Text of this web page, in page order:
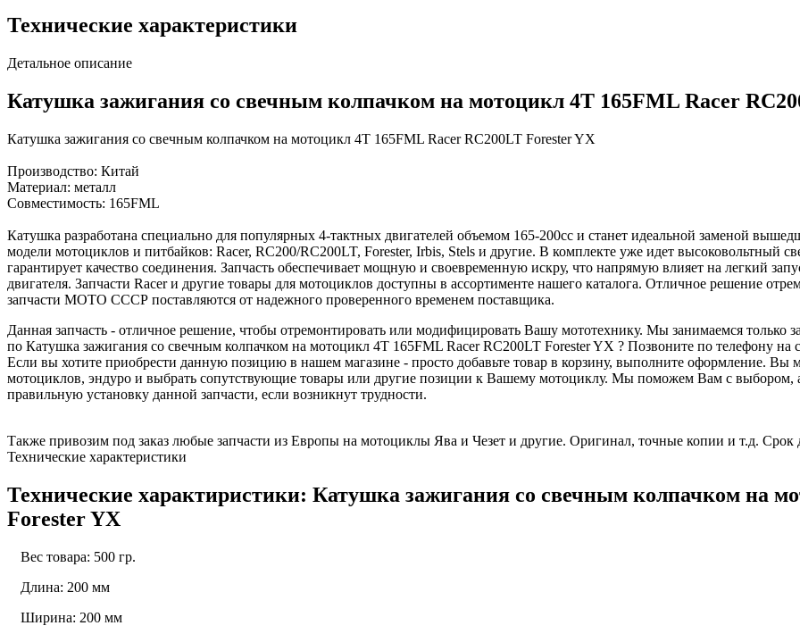
Технические характеристики
Детальное описание
Катушка зажигания со свечным колпачком на мотоцикл 4Т 165FML Racer
Катушка зажигания со свечным колпачком на мотоцикл 4Т 165FML Racer RC200LT Forester YX
Производство: Китай
Материал: металл
Совместимость: 165FML
Катушка разработана специально для популярных 4-тактных двигателей объемом 165-200сс и станет идеальной заменой
модели мотоциклов и питбайков: Racer, RC200/RC200LT, Forester, Irbis, Stels и другие. В комплекте уже идет высоковольтный
гарантирует качество соединения. Запчасть обеспечивает мощную и своевременную искру, что напрямую влияет на легкий
двигателя. Запчасти Racer и другие товары для мотоциклов доступны в ассортименте нашего каталога. Отличное решение
запчасти МОТО СССР поставляются от надежного проверенного временем поставщика.
Данная запчасть - отличное решение, чтобы отремонтировать или модифицировать Вашу мототехнику. Мы занимаемся только
по Катушка зажигания со свечным колпачком на мотоцикл 4Т 165FML Racer RC200LT Forester YX ? Позвоните по телефону на
Если вы хотите приобрести данную позицию в нашем магазине - просто добавьте товар в корзину, выполните оформление. Вы
мотоциклов, эндуро и выбрать сопутствующие товары или другие позиции к Вашему мотоциклу. Мы поможем Вам с
правильную установку данной запчасти, если возникнут трудности.
Также привозим под заказ любые запчасти из Европы на мотоциклы Ява и Чезет и другие. Оригинал, точные копии и т.д. Срок
Технические характеристики
Технические характиристики: Катушка зажигания со свечным колпачком на
Forester YX
Вес товара: 500 гр.
Длина: 200 мм
Ширина: 200 мм